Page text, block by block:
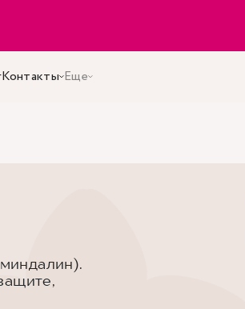
Контакты Еще